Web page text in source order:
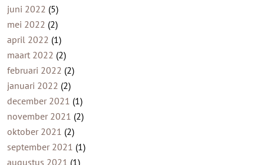
juni 2022 (5)
mei 2022 (2)
april 2022 (1)
maart 2022 (2)
februari 2022 (2)
januari 2022 (2)
december 2021 (1)
november 2021 (2)
oktober 2021 (2)
september 2021 (1)
augustus 2021 (1)